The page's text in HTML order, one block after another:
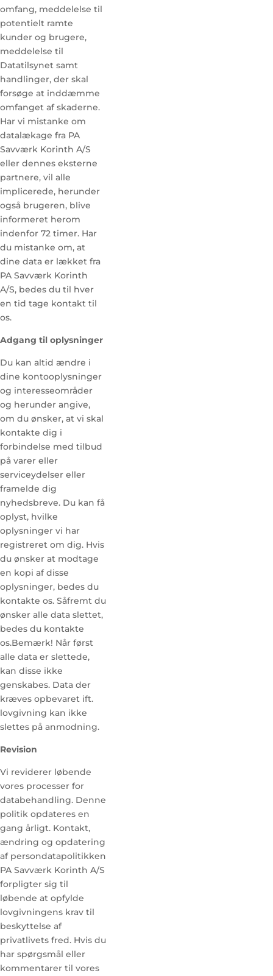
omfang, meddelelse til
potentielt ramte
kunder og brugere,
meddelelse til
Datatilsynet samt
handlinger, der skal
forsøge at inddæmme
omfanget af skaderne.
Har vi mistanke om
datalækage fra PA
Savværk Korinth A/S
eller dennes eksterne
partnere, vil alle
implicerede, herunder
også brugeren, blive
informeret herom
indenfor 72 timer. Har
du mistanke om, at
dine data er lækket fra
PA Savværk Korinth
A/S, bedes du til hver
en tid tage kontakt til
os.
Adgang til oplysninger
Du kan altid ændre i
dine kontooplysninger
og interesseområder
og herunder angive,
om du ønsker, at vi skal
kontakte dig i
forbindelse med tilbud
på varer eller
serviceydelser eller
framelde dig
nyhedsbreve. Du kan få
oplyst, hvilke
oplysninger vi har
registreret om dig. Hvis
du ønsker at modtage
en kopi af disse
oplysninger, bedes du
kontakte os. Såfremt du
ønsker alle data slettet,
bedes du kontakte
os.Bemærk! Når først
alle data er slettede,
kan disse ikke
genskabes. Data der
kræves opbevaret ift.
lovgivning kan ikke
slettes på anmodning.
Revision
Vi reviderer løbende
vores processer for
databehandling. Denne
politik opdateres en
gang årligt. Kontakt,
ændring og opdatering
af persondatapolitikken
PA Savværk Korinth A/S
forpligter sig til
løbende at opfylde
lovgivningens krav til
beskyttelse af
privatlivets fred. Hvis du
har spørgsmål eller
kommentarer til vores